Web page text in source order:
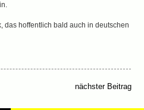
das hoffentlich bald auch in deutschen
nächster Beitrag